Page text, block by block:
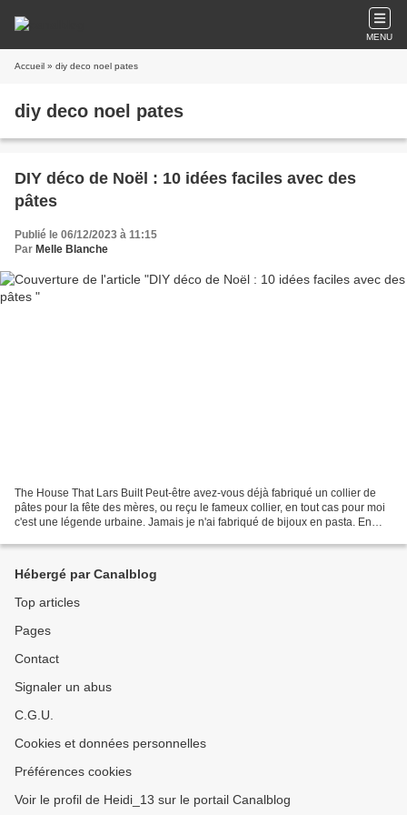
MENU
Accueil » diy deco noel pates
diy deco noel pates
DIY déco de Noël : 10 idées faciles avec des
pâtes
Publié le 06/12/2023 à 11:15
Par Melle Blanche
The House That Lars Built Peut-être avez-vous déjà fabriqué un collier de
pâtes pour la fête des mères, ou reçu le fameux collier, en tout cas pour moi
c'est une légende urbaine. Jamais je n'ai fabriqué de bijoux en pasta. En
Hébergé par Canalblog
Top articles
Pages
Contact
Signaler un abus
C.G.U.
Cookies et données personnelles
Préférences cookies
Voir le profil de Heidi_13 sur le portail Canalblog